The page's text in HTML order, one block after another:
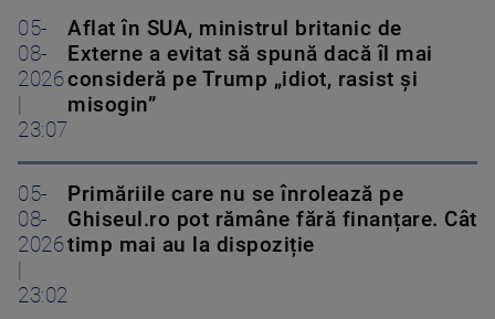
05-
08-
2026
23:07
Aflat în SUA, ministrul britanic de
Externe a evitat să spună dacă îl mai
consideră pe Trump „idiot, rasist și
misogin”
05-
08-
2026
23:02
Primăriile care nu se înrolează pe
Ghiseul.ro pot rămâne fără finanțare. Cât
timp mai au la dispoziție